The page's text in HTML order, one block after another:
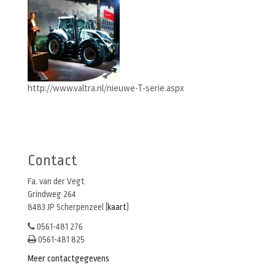
http://www.valtra.nl/nieuwe-T-serie.aspx
Contact
Fa. van der Vegt
Grindweg 264
8483 JP Scherpenzeel (
kaart
0561-481 276
0561-481 825
Meer contactgegevens